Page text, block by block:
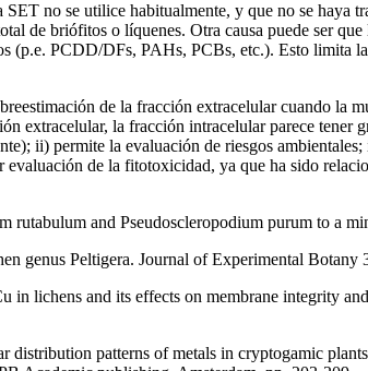
no se utilice habitualmente, y que no se haya
de briófitos o líquenes. Otra causa puede ser
(p.e. PCDD/DFs, PAHs, PCBs, etc.). Esto limita
de la fracción extracelular cuando la
extracelular, la fracción intracelular parece tener
ii) permite la evaluación de riesgos
de la fitotoxicidad, ya que ha sido
and Pseudoscleropodium purum to a
genus Peltigera. Journal of Experimental Botany
lichens and its effects on membrane integrity
patterns of metals in cryptogamic